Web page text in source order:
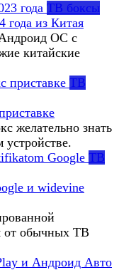
ТВ боксы
из Китая
ОС с
китайские
ТВ
желательно знать
ТВ
и widevine
от обычных ТВ